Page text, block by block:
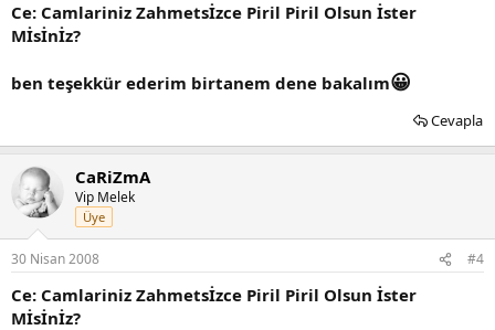
Ce: Camlariniz Zahmetsİzce Piril Piril Olsun İster
Mİsİnİz?
ben teşekkür ederim birtanem dene bakalım😀
Cevapla
CaRiZmA
Vip Melek
Üye
30 Nisan 2008 #4
Ce: Camlariniz Zahmetsİzce Piril Piril Olsun İster
Mİsİnİz?